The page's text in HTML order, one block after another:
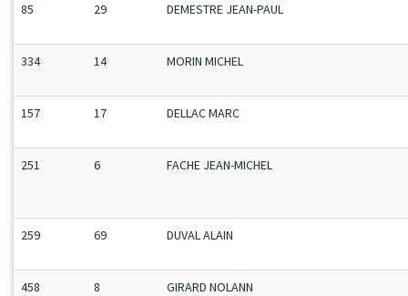
85 29 DEMESTRE JEAN-PAUL
334 14 MORIN MICHEL
157 17 DELLAC MARC
251 6 FACHE JEAN-MICHEL
259 69 DUVAL ALAIN
458 8 GIRARD NOLANN